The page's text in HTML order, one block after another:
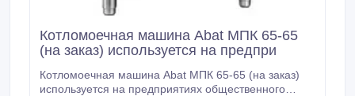
Котломоечная машина Abat МПК 65-65
(на заказ) используется на предпри
Котломоечная машина Abat МПК 65-65 (на заказ)
используется на предприятиях общественного